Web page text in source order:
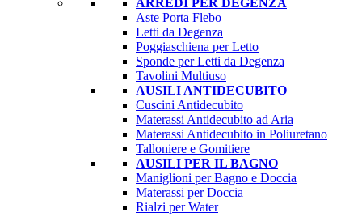
Aste Porta Flebo
Letti da Degenza
Poggiaschiena per Letto
Sponde per Letti da Degenza
Tavolini Multiuso
AUSILI ANTIDECUBITO
Cuscini Antidecubito
Materassi Antidecubito ad Aria
Materassi Antidecubito in Poliuretano
Talloniere e Gomitiere
AUSILI PER IL BAGNO
Maniglioni per Bagno e Doccia
Materassi per Doccia
Rialzi per Water